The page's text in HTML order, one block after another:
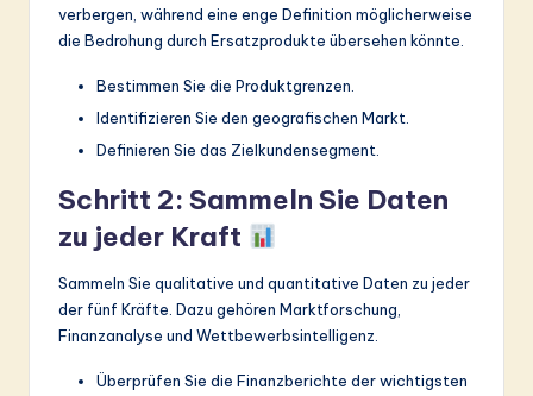
verbergen, während eine enge Definition möglicherweise
die Bedrohung durch Ersatzprodukte übersehen könnte.
Bestimmen Sie die Produktgrenzen.
Identifizieren Sie den geografischen Markt.
Definieren Sie das Zielkundensegment.
Schritt 2: Sammeln Sie Daten
zu jeder Kraft
Sammeln Sie qualitative und quantitative Daten zu jeder
der fünf Kräfte. Dazu gehören Marktforschung,
Finanzanalyse und Wettbewerbsintelligenz.
Überprüfen Sie die Finanzberichte der wichtigsten